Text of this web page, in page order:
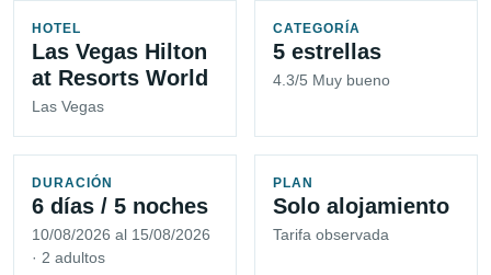
HOTEL
Las Vegas Hilton
at Resorts World
Las Vegas
CATEGORÍA
5 estrellas
4.3/5 Muy bueno
DURACIÓN
6 días / 5 noches
10/08/2026 al 15/08/2026
· 2 adultos
PLAN
Solo alojamiento
Tarifa observada